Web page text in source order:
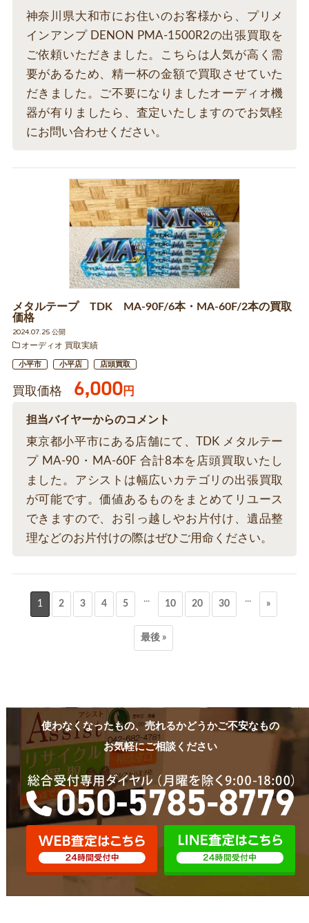
神奈川県大和市にお住いのお客様から、プリメ
インアンプ DENON PMA-1500R2の出張買取を
ご依頼いただきました。こちらは人気が高く需
要があるため、精一杯の金額で買取させていた
だきました。ご不要になりましたオーディオ機
器が有りましたら、査定いたしますのでお気軽
にお問い合わせください。
メタルテープ TDK MA-90F/6本・MA-60F/2本の買取
価格
2024.07.25 公開
オーディオ 買取実績
小平市 小平店 店頭買取
買取価格 6,000円
担当バイヤーからのコメント
東京都小平市にある店舗にて、TDK メタルテー
プ MA-90・MA-60F 合計8本を店頭買取いたし
ました。アシストは幅広いカテゴリの出張買取
が可能です。価値あるものをまとめてリユース
できますので、お引っ越しやお片付け、遺品整
理などのお片付けの際はぜひご用命ください。
1 2 3 4 5 ... 10 20 30 ... »
最後 »
使わなくなったもの、売れるかどうかご不安なもの
お気軽にご相談ください